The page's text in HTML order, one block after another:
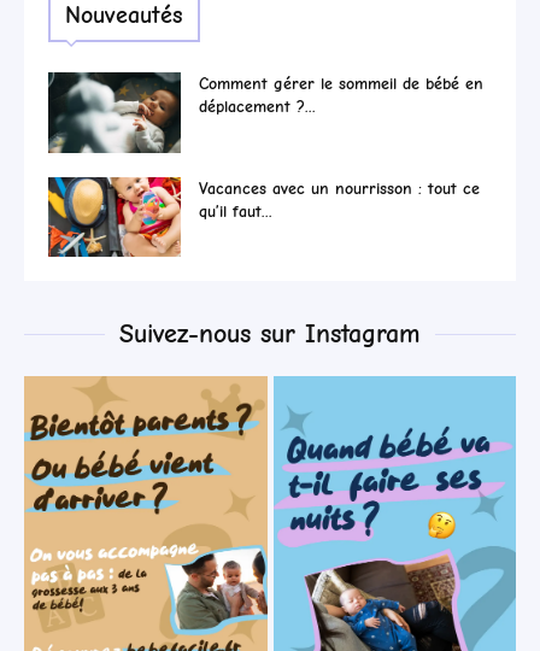
Nouveautés
Comment gérer le sommeil de bébé en
déplacement ?...
Vacances avec un nourrisson : tout ce
qu’il faut...
Suivez-nous sur Instagram